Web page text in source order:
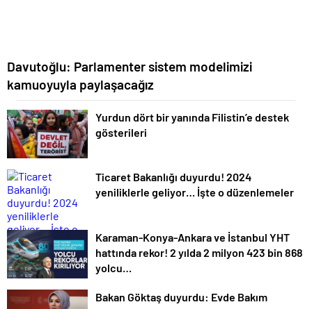
Davutoğlu: Parlamenter sistem modelimizi
kamuoyuyla paylaşacağız
Yurdun dört bir yanında Filistin’e destek
gösterileri
Ticaret Bakanlığı duyurdu! 2024
yeniliklerle geliyor… İşte o düzenlemeler
Karaman-Konya-Ankara ve İstanbul YHT
hattında rekor! 2 yılda 2 milyon 423 bin 868
yolcu…
Bakan Göktaş duyurdu: Evde Bakım